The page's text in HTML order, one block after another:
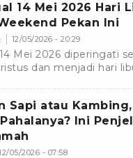
14 Mei 2026 Hari
Pekan Ini
12/05/2026 - 20:29
Mei 2026 diperingati
dan menjadi hari
Sapi atau
Ini
05/2026 - 07:58